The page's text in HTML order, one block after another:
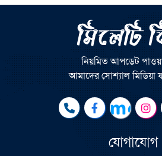
নিয়মিত আপডেট
আমাদের সোশ্যাল
যোগাযোগ